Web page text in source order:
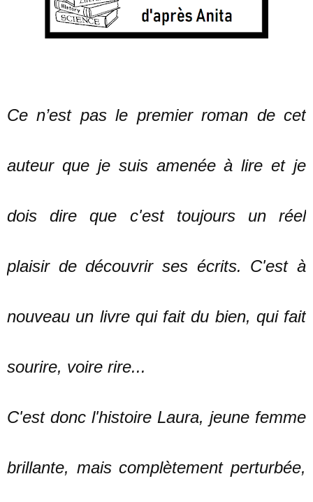
Ce n’est pas le premier roman de cet
auteur que je suis amenée à lire et je
dois dire que c'est toujours un réel
plaisir de découvrir ses écrits. C'est à
nouveau un livre qui fait du bien, qui fait
sourire, voire rire...
C'est donc l'histoire Laura, jeune femme
brillante, mais complètement perturbée,